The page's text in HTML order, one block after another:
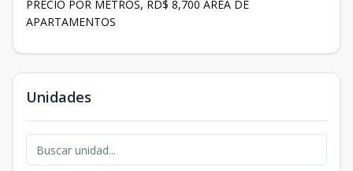
PRECIO POR METROS, RD$ 8,700 AREA DE
APARTAMENTOS
Unidades